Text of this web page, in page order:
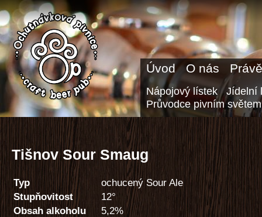
Úvod O nás
Nápojový lístek
Jídelní
Průvodce pivním světem
Tišnov Sour Smaug
Typ
ochucený Sour Ale
Stupňovitost
12°
Obsah alkoholu
5,2%